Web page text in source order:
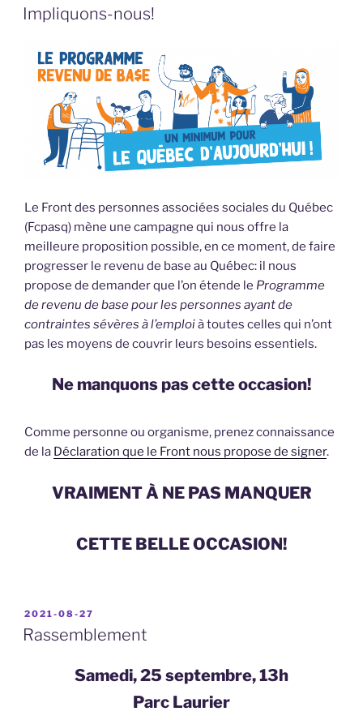
LE
Impliquons-nous!
Le Front des personnes associées sociales du Québec
(Fcpasq) mène une campagne qui nous offre la
meilleure proposition possible, en ce moment, de faire
progresser le revenu de base au Québec: il nous
propose de demander que l’on étende le Programme
de revenu de base pour les personnes ayant de
contraintes sévères à l’emploià toutes celles qui n’ont
pas les moyens de couvrir leurs besoins essentiels.
Ne manquons pas cette occasion!
Comme personne ou organisme, prenez connaissance
de la Déclaration que le Front nous propose de signer.
VRAIMENT À NE PAS MANQUER
CETTE BELLE OCCASION!
PUBLIÉ
LE
2021-08-27
Rassemblement
Samedi, 25 septembre, 13h
Parc Laurier